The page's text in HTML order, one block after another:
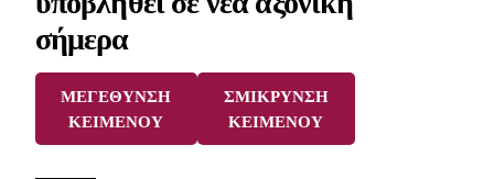
σήμερα
ΜΕΓΕΘΥΝΣΗ
ΚΕΙΜΕΝΟΥ
ΣΜΙΚΡΥΝΣΗ
ΚΕΙΜΕΝΟΥ